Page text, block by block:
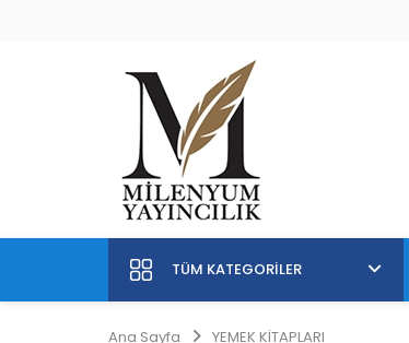
TÜM KATEGORILER
Ana Sayfa YEMEK KİTAPLARI